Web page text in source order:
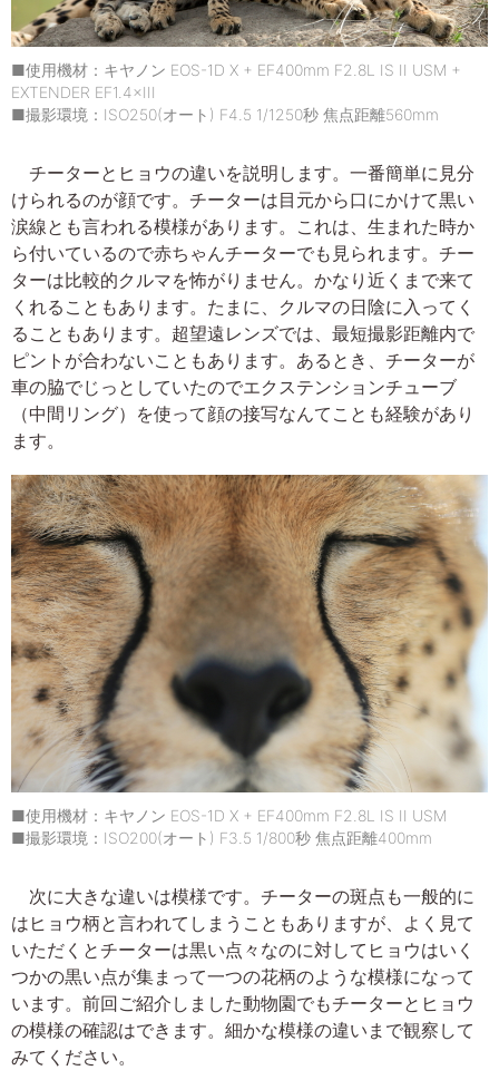
■使用機材：キヤノン EOS-1D X + EF400mm F2.8L IS II USM +
EXTENDER EF1.4×III
■撮影環境：ISO250(オート) F4.5 1/1250秒 焦点距離560mm
チーターとヒョウの違いを説明します。一番簡単に見分
けられるのが顔です。チーターは目元から口にかけて黒い
涙線とも言われる模様があります。これは、生まれた時か
ら付いているので赤ちゃんチーターでも見られます。チー
ターは比較的クルマを怖がりません。かなり近くまで来て
くれることもあります。たまに、クルマの日陰に入ってく
ることもあります。超望遠レンズでは、最短撮影距離内で
ピントが合わないこともあります。あるとき、チーターが
車の脇でじっとしていたのでエクステンションチューブ
（中間リング）を使って顔の接写なんてことも経験があり
ます。
■使用機材：キヤノン EOS-1D X + EF400mm F2.8L IS II USM
■撮影環境：ISO200(オート) F3.5 1/800秒 焦点距離400mm
次に大きな違いは模様です。チーターの斑点も一般的に
はヒョウ柄と言われてしまうこともありますが、よく見て
いただくとチーターは黒い点々なのに対してヒョウはいく
つかの黒い点が集まって一つの花柄のような模様になって
います。前回ご紹介しました動物園でもチーターとヒョウ
の模様の確認はできます。細かな模様の違いまで観察して
みてください。